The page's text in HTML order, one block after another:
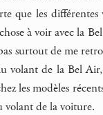
que les
à voir avec la
surtout de me
volant de la Bel Air,
les modèles
volant de la voiture.